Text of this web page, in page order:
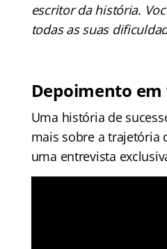
escritor da história.
todas as suas
Depoimento em
Uma história de
mais sobre a trajetória
uma entrevista